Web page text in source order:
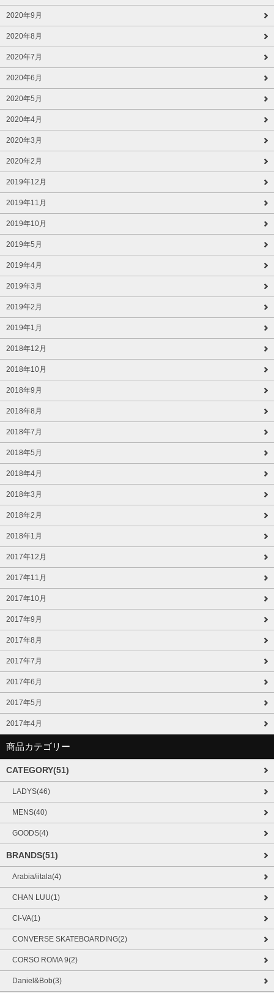
2020年9月
2020年8月
2020年7月
2020年6月
2020年5月
2020年4月
2020年3月
2020年2月
2019年12月
2019年11月
2019年10月
2019年5月
2019年4月
2019年3月
2019年2月
2019年1月
2018年12月
2018年10月
2018年9月
2018年8月
2018年7月
2018年5月
2018年4月
2018年3月
2018年2月
2018年1月
2017年12月
2017年11月
2017年10月
2017年9月
2017年8月
2017年7月
2017年6月
2017年5月
2017年4月
商品カテゴリー
CATEGORY(51)
LADYS(46)
MENS(40)
GOODS(4)
BRANDS(51)
Arabia/iitala(4)
CHAN LUU(1)
CI-VA(1)
CONVERSE SKATEBOARDING(2)
CORSO ROMA 9(2)
Daniel&Bob(3)